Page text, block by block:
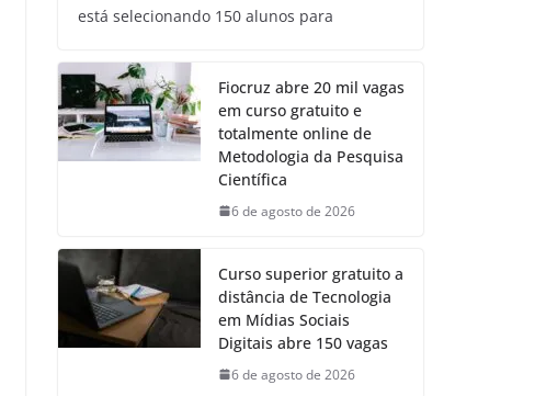
está selecionando 150 alunos para
Fiocruz abre 20 mil vagas
em curso gratuito e
totalmente online de
Metodologia da Pesquisa
Científica
6 de agosto de 2026
Curso superior gratuito a
distância de Tecnologia
em Mídias Sociais
Digitais abre 150 vagas
6 de agosto de 2026